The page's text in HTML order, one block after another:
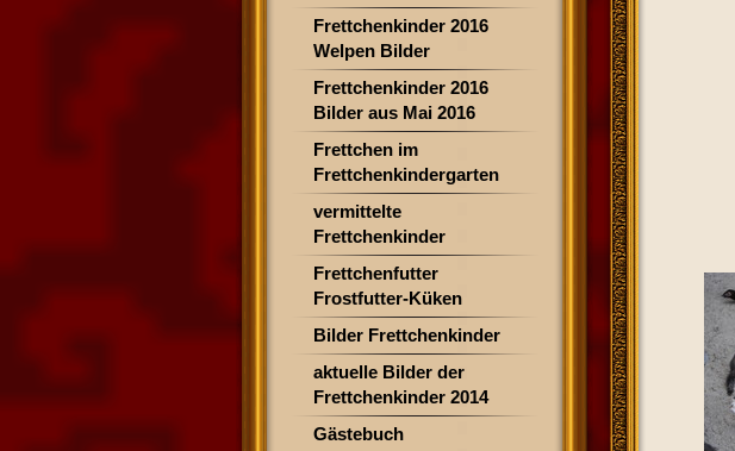
Frettchenkinder 2016
Welpen Bilder
Frettchenkinder 2016
Bilder aus Mai 2016
Frettchen im
Frettchenkindergarten
vermittelte
Frettchenkinder
Frettchenfutter
Frostfutter-Küken
Bilder Frettchenkinder
aktuelle Bilder der
Frettchenkinder 2014
Gästebuch